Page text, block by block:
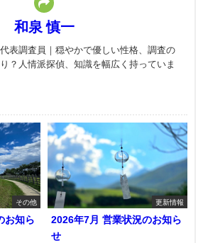
和泉 慎一
表調査員｜穏やかで優しい性格、調査の
？人情派探偵、知識を幅広く持っていま
その他
お知ら
更新情報
2026年7月 営業状況のお知ら
せ